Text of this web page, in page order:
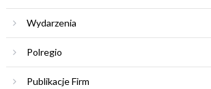
Wydarzenia
Polregio
Publikacje Firm